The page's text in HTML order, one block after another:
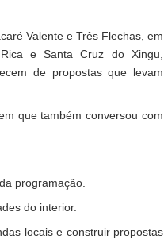
Valente e Três Flechas, em
e Santa Cruz do Xingu,
de propostas que levam
que também conversou com
programação.
do interior.
locais e construir propostas